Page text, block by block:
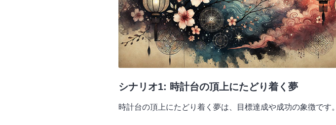
シナリオ1: 時計台の頂上にたどり着く夢
時計台の頂上にたどり着く夢は、目標達成や成功の象徴です。